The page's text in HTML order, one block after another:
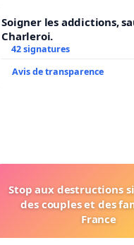
Soigner les addictions,
Charleroi.
42 signatures
Avis de transparence
Stop aux destructions
des couples et des
France